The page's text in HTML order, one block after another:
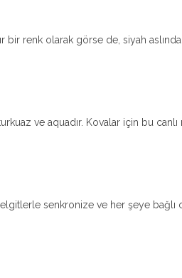
bir renk olarak görse de, siyah aslında
ve aquadır. Kovalar için bu canlı
senkronize ve her şeye bağlı